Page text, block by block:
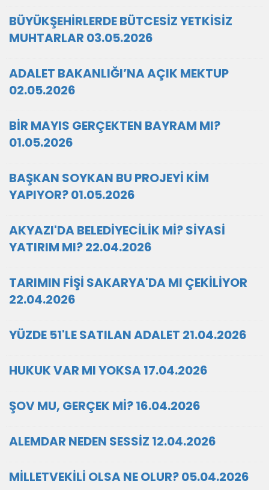
BÜYÜKŞEHİRLERDE BÜTCESİZ YETKİSİZ
MUHTARLAR 03.05.2026
ADALET BAKANLIĞI’NA AÇIK MEKTUP
02.05.2026
BİR MAYIS GERÇEKTEN BAYRAM MI?
01.05.2026
BAŞKAN SOYKAN BU PROJEYİ KİM
YAPIYOR? 01.05.2026
AKYAZI'DA BELEDİYECİLİK Mİ? SİYASİ
YATIRIM MI? 22.04.2026
TARIMIN FİŞİ SAKARYA'DA MI ÇEKİLİYOR
22.04.2026
YÜZDE 51'LE SATILAN ADALET 21.04.2026
HUKUK VAR MI YOKSA 17.04.2026
ŞOV MU, GERÇEK Mİ? 16.04.2026
ALEMDAR NEDEN SESSİZ 12.04.2026
MİLLETVEKİLİ OLSA NE OLUR? 05.04.2026